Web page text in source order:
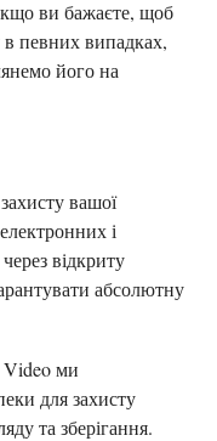
ви бажаєте, щоб
в певних випадках,
його на
вашої
і
відкриту
абсолютну
ми
для захисту
та зберігання.